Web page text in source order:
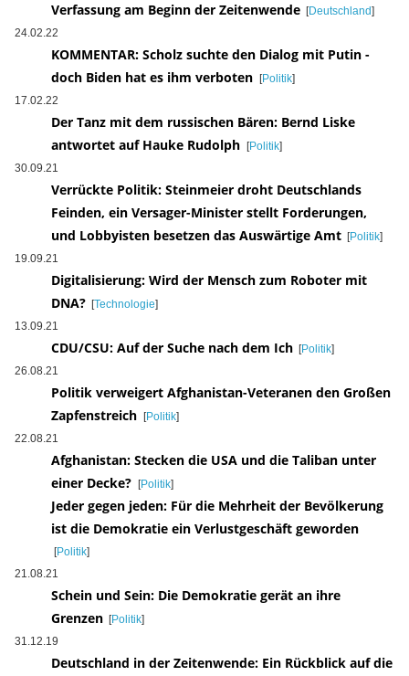
Verfassung am Beginn der Zeitenwende[Deutschland]
24.02.22
KOMMENTAR: Scholz suchte den Dialog mit Putin -
doch Biden hat es ihm verboten
[Politik]
17.02.22
Der Tanz mit dem russischen Bären: Bernd Liske
antwortet auf Hauke Rudolph
[Politik]
30.09.21
Verrückte Politik: Steinmeier droht Deutschlands
Feinden, ein Versager-Minister stellt Forderungen,
und Lobbyisten besetzen das Auswärtige Amt [Politik]
19.09.21
Digitalisierung: Wird der Mensch zum Roboter mit
DNA? [Technologie]
13.09.21
CDU/CSU: Auf der Suche nach dem Ich [Politik]
26.08.21
Politik verweigert Afghanistan-Veteranen den Großen
Zapfenstreich
[Politik]
22.08.21
Afghanistan: Stecken die USA und die Taliban unter
einer Decke?
[Politik]
Jeder gegen jeden: Für die Mehrheit der Bevölkerung
ist die Demokratie ein Verlustgeschäft geworden
[Politik]
21.08.21
Schein und Sein: Die Demokratie gerät an ihre
Grenzen [Politik]
31.12.19
Deutschland in der Zeitenwende: Ein Rückblick auf die